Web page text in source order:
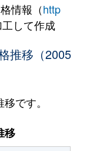
情報（http
して作成
推移（2005
です。
移